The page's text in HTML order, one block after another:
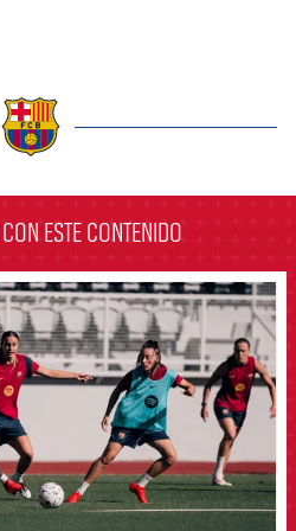
CON ESTE CONTENIDO
FCB Barcelona badge